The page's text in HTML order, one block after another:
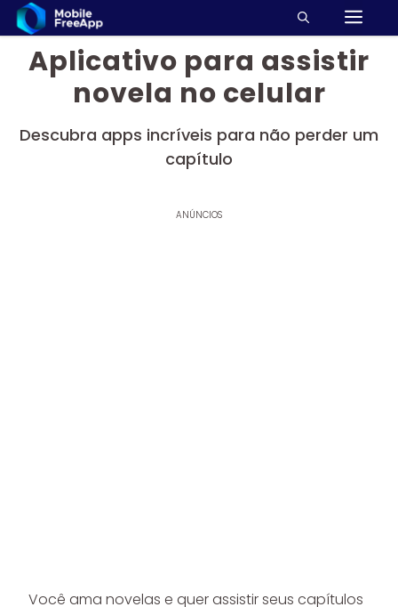
Pular
para
conteúdo
Aplicativo para assistir
novela no celular
Descubra apps incríveis para não perder um
capítulo
ANÚNCIOS
Você ama novelas e quer assistir seus capítulos